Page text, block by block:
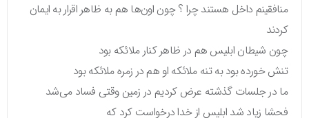
منافقینم داخل هستند چرا ؟ چون اون‌ها هم به ظاهر اقرار به ایمان
کردند
چون شیطان ابلیس هم در ظاهر کنار ملائکه بود
تنش خورده بود به تنه ملائکه او هم در زمره ملائکه بود
ما در جلسات گذشته عرض کردیم در زمین وقتی فساد می‌شد
فحشا زیاد شد ابلیس از خدا درخواست کرد که